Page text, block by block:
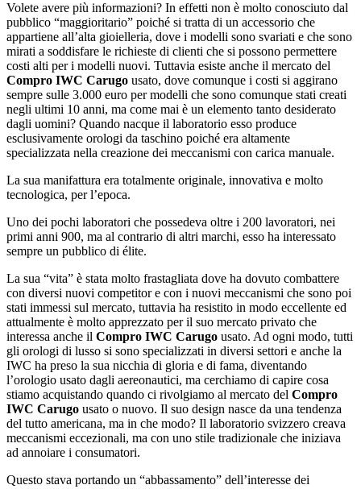
Volete avere più informazioni? In effetti non è molto conosciuto dal
pubblico “maggioritario” poiché si tratta di un accessorio che
appartiene all’alta gioielleria, dove i modelli sono svariati e che sono
mirati a soddisfare le richieste di clienti che si possono permettere
costi alti per i modelli nuovi. Tuttavia esiste anche il mercato del
Compro IWC Carugo usato, dove comunque i costi si aggirano
sempre sulle 3.000 euro per modelli che sono comunque stati creati
negli ultimi 10 anni, ma come mai è un elemento tanto desiderato
dagli uomini? Quando nacque il laboratorio esso produce
esclusivamente orologi da taschino poiché era altamente
specializzata nella creazione dei meccanismi con carica manuale.
La sua manifattura era totalmente originale, innovativa e molto
tecnologica, per l’epoca.
Uno dei pochi laboratori che possedeva oltre i 200 lavoratori, nei
primi anni 900, ma al contrario di altri marchi, esso ha interessato
sempre un pubblico di élite.
La sua “vita” è stata molto frastagliata dove ha dovuto combattere
con diversi nuovi competitor e con i nuovi meccanismi che sono poi
stati immessi sul mercato, tuttavia ha resistito in modo eccellente ed
attualmente è molto apprezzato per il suo mercato privato che
interessa anche il Compro IWC Carugo usato. Ad ogni modo, tutti
gli orologi di lusso si sono specializzati in diversi settori e anche la
IWC ha preso la sua nicchia di gloria e di fama, diventando
l’orologio usato dagli aereonautici, ma cerchiamo di capire cosa
stiamo acquistando quando ci rivolgiamo al mercato del Compro
IWC Carugo usato o nuovo. Il suo design nasce da una tendenza
del tutto americana, ma in che modo? Il laboratorio svizzero creava
meccanismi eccezionali, ma con uno stile tradizionale che iniziava
ad annoiare i consumatori.
Questo stava portando un “abbassamento” dell’interesse dei